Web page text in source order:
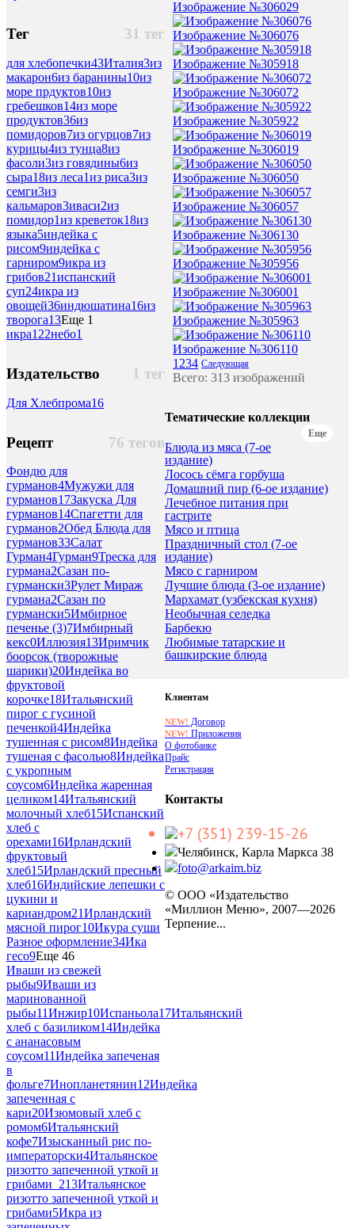
31 тег
Тег
для хлебопечки43Италия3из
макарон6из баранины10из
море прдуктов10из
гребешков14из море
продуктов36из
помидоров7из огурцов7из
курицы4из тунца8из
фасоли3из говядины6из
сыра18из леса1из риса3из
семги3из
кальмаров3иваси2из
помидор1из креветок18из
языка5индейка с
рисом9индейка с
гарниром9икра из
грибов21испанский
суп24икра из
овощей36индюшатина16из
творога13Еще 1
икра122небо1
1 тег
Издательство
Для Хлебпрома16
76 тегов
Рецепт
Фондю для
гурманов4Мужужи для
гурманов17Закуска Для
гурманов14Спагетти для
гурманов2Обед Блюда для
гурманов33Салат
Гурман4Гурман9Треска для
гурмана2Сазан по-
гурмански3Рулет Мираж
гурмана2Сазан по
гурмански5Имбирное
печенье (3)7Имбирный
кекс0Иллюзия13Иримчик
боорсок (творожные
шарики)20Индейка во
фруктовой
корочке18Итальянский
пирог с гусиной
печенкой4Индейка
тушенная с рисом8Индейка
тушеная с фасолью8Индейка
с укропным
соусом6Индейка жаренная
целиком14Итальянский
молочный хлеб15Испанский
хлеб с
орехами16Ирландский
фруктовый
хлеб15Ирландский пресный
хлеб16Индийские лепешки с
цукини и
кариандром21Ирландский
мясной пирог10Икура суши
Разное оформление34Ика
гесо9Еще 46
Иваши из свежей
рыбы9Иваши из
маринованной
рыбы11Инжир10Испаньола17Итальянский
хлеб с базиликом14Индейка
с ананасовым
соусом11Индейка запеченая
в
фольге7Инопланетянин12Индейка
запеченная с
кари20Изюмовый хлеб с
ромом6Итальянский
кофе7Изысканный рис по-
императорски4Итальянское
ризотто запеченной уткой и
грибами_213Итальянское
ризотто запеченной уткой и
грибами5Икра из
Изображение №306029
Изображение №306076
Изображение №305918
Изображение №306072
Изображение №305922
Изображение №306019
Изображение №306050
Изображение №306057
Изображение №306130
Изображение №305956
Изображение №306001
Изображение №305963
Изображение №306110
1 234 Следующая
Всего: 313 изображений
Тематические коллекции
Еще
Блюда из мяса (7-ое
издание)
Лосось сёмга горбуша
Домашний пир (6-ое издание)
Лечебное питания при
гастрите
Мясо и птица
Праздничный стол (7-ое
издание)
Мясо с гарниром
Лучшие блюда (3-ое издание)
Мархамат (узбекская кухня)
Необычная селедка
Барбекю
Любимые татарские и
башкирские блюда
Клиентам
NEW! Договор
NEW! Приложения
О фотобанке
Прайс
Регистрация
Контакты
+7 (351) 239-15-26
Челябинск, Карла Маркса 38
foto@arkaim.biz
© ООО «Издательство
«Миллион Меню», 2007—2026
Терпение...